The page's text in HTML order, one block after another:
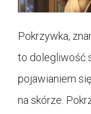
Pokrzywka,
to dolegliwość
pojawianiem
na skórze.